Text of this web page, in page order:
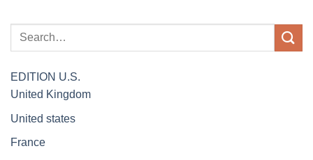
EDITION U.S.
United Kingdom
United states
France